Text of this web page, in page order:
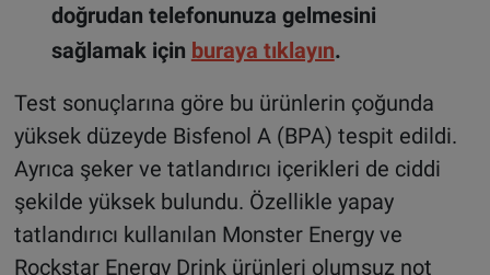
doğrudan telefonunuza gelmesini
sağlamak için buraya tıklayın.
Test sonuçlarına göre bu ürünlerin çoğunda
yüksek düzeyde Bisfenol A (BPA) tespit edildi.
Ayrıca şeker ve tatlandırıcı içerikleri de ciddi
şekilde yüksek bulundu. Özellikle yapay
tatlandırıcı kullanılan Monster Energy ve
Rockstar Energy Drink ürünleri olumsuz not